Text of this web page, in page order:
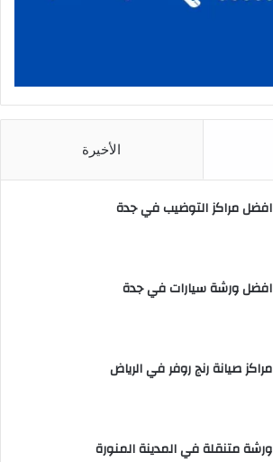
الأخيرة
افضل مراكز التوضيب في جدة
افضل ورشة سيارات في جدة
مراكز صيانة رنج روفر في الرياض
ورشة متنقلة في المدينة المنورة